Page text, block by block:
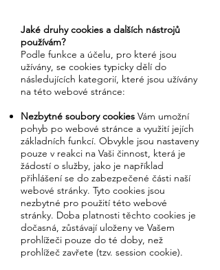
Jaké druhy cookies a dalších nástrojů
používám?
Podle funkce a účelu, pro které jsou
užívány, se cookies typicky dělí do
následujících kategorií, které jsou užívány
na této webové stránce:
Nezbytné soubory cookies Vám umožní
pohyb po webové stránce a využití jejích
základních funkcí. Obvykle jsou nastaveny
pouze v reakci na Vaši činnost, která je
žádostí o služby, jako je například
přihlášení se do zabezpečené části naší
webové stránky. Tyto cookies jsou
nezbytné pro použití této webové
stránky. Doba platnosti těchto cookies je
dočasná, zůstávají uloženy ve Vašem
prohlížeči pouze do té doby, než
prohlížeč zavřete (tzv. session cookie).